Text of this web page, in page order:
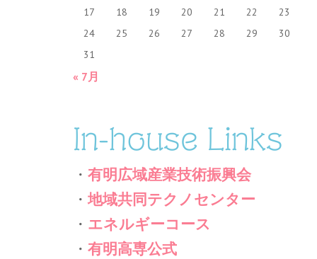
17
18 19 20 21 22
23
24
25 26 27 28 29
30
31
« 7月
In-house Links
・有明広域産業技術振興会
・地域共同テクノセンター
・ エネルギーコース
・有明高専公式